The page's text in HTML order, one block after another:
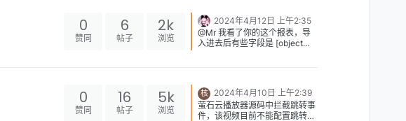
0
赞同
6
帖子
2k
浏览
2024年4月12日 上午2:35
@Mr 我看了你的这个报表，导
入进去后有些字段是 [object
0
赞同
16
帖子
5k
浏览
核
2024年4月10日 上午2:39
萤石云播放器源码中拦截跳转事
件，该视频目前不能配置跳转事